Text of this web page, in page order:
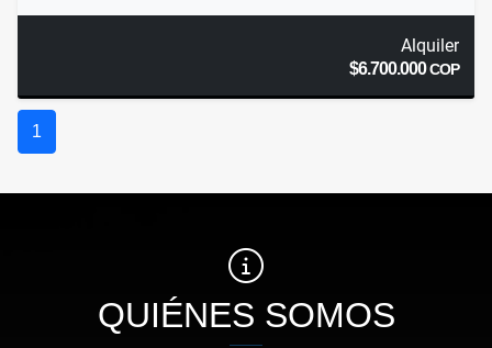
Alquiler
$6.700.000COP
1
QUIÉNES SOMOS